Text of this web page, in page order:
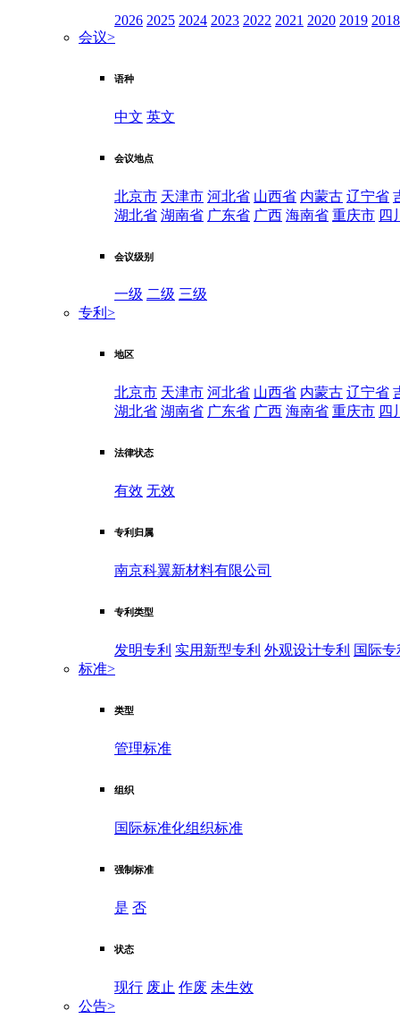
2026 2025 2024 2023 2022 2021 2020 2019 2018
会议>
语种
中文 英文
会议地点
北京市 天津市 河北省 山西省 内蒙古 辽宁省
湖北省 湖南省 广东省 广西 海南省 重庆市 四
会议级别
一级 二级 三级
专利 >
地区
北京市 天津市 河北省 山西省 内蒙古 辽宁省
湖北省 湖南省 广东省 广西 海南省 重庆市 四
法律状态
有效 无效
专利归属
南京科翼新材料有限公司
专利类型
发明专利 实用新型专利 外观设计专利 国际专
标准>
类型
管理标准
组织
国际标准化组织标准
强制标准
是 否
状态
现行 废止 作废 未生效
公告>